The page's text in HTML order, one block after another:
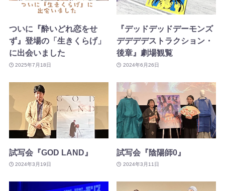
ついに『酔いどれ恋をせ
ず』登場の「生きくらげ」
に出会いました
2025年7月18日
『デッドデッドデーモンズ
デデデデストラクション・
後章』劇場観覧
2024年6月26日
試写会『GOD LAND』
2024年3月19日
試写会『陰陽師0』
2024年3月11日